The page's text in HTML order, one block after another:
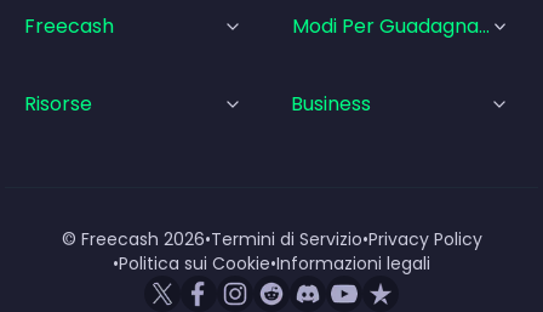
Freecash Modi Per Guadagnare
Risorse Business
© Freecash 2026•Termini di Servizio•Privacy Policy
•Politica sui Cookie•Informazioni legali